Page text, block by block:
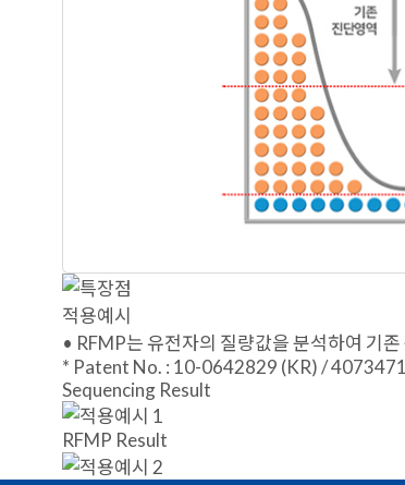
적용예시
• RFMP는 유전자의 질량값을 분석하여 기
* Patent No. : 10-0642829 (KR) /
Sequencing Result
RFMP Result